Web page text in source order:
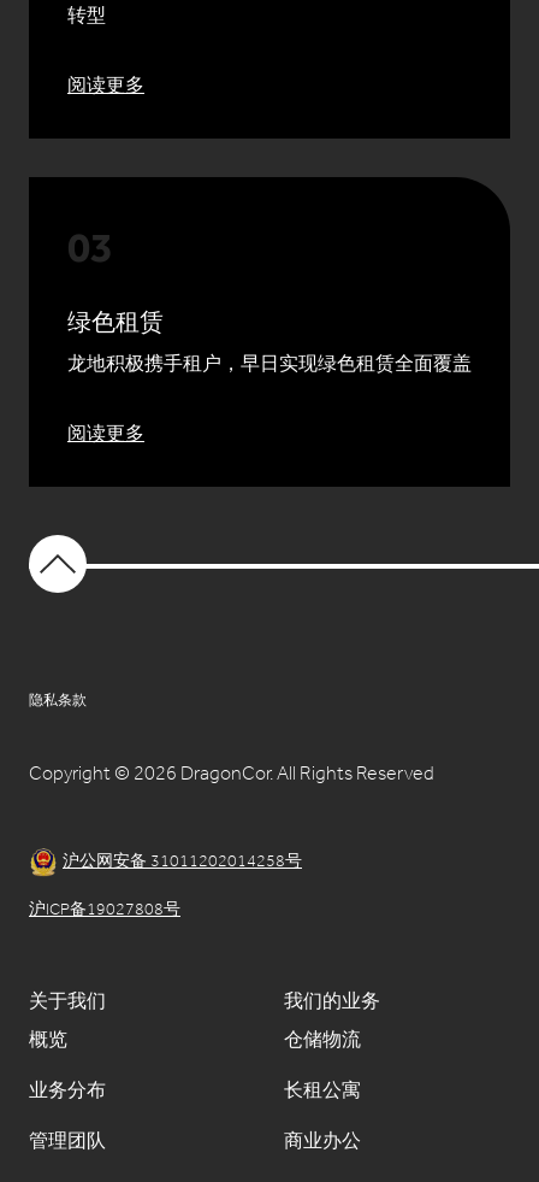
转型
阅读更多
绿色租赁
龙地积极携手租户，早日实现绿色租赁全面覆盖
阅读更多
隐私条款
Copyright © 2026 DragonCor. All Rights Reserved
沪公网安备 31011202014258号
沪ICP备19027808号
关于我们
概览
业务分布
管理团队
我们的业务
仓储物流
⻓租公寓
商业办公